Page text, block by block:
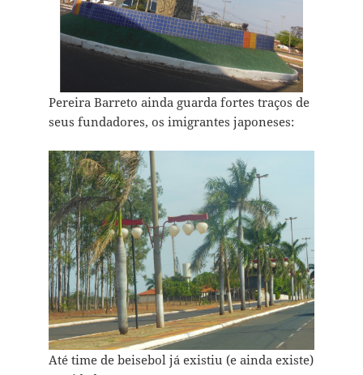
Pereira Barreto ainda guarda fortes traços de
seus fundadores, os imigrantes japoneses:
Até time de beisebol já existiu (e ainda existe)